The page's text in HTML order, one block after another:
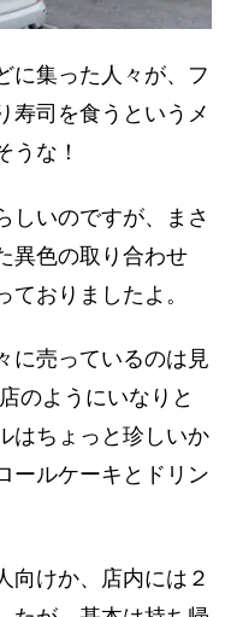
に集った人々が、フ
寿司を食うというメ
うな！
しいのですが、まさ
異色の取り合わせ
おりましたよ。
に売っているのは見
のようにいなりと
はちょっと珍しいか
ールケーキとドリン
向けか、店内には２